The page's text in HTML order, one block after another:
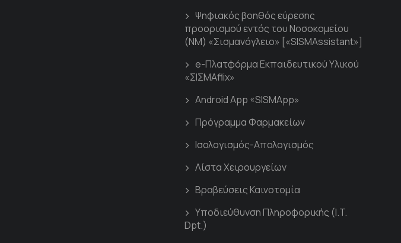
Ψηφιακός βοηθός εύρεσης
προορισμού εντός του Νοσοκομείου
(ΝΜ) «Σισμανόγλειο» [«SISMAssistant»]
e-Πλατφόρμα Εκπαιδευτικού Υλικού
«ΣΙΣΜΑflix»
Android App «SISMApp»
Πρόγραμμα Φαρμακείων
Ισολογισμός-Απολογισμός
Λίστα Χειρουργείων
Βραβεύσεις Καινοτομία
Υποδιεύθυνση Πληροφορικής (I.T.
Dpt.)